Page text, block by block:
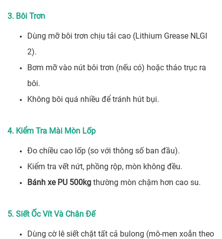
3. Bôi Trơn
Dùng mỡ bôi trơn chịu tải cao (Lithium Grease NLGI
2).
Bơm mỡ vào nút bôi trơn (nếu có) hoặc tháo trục ra
bôi.
Không bôi quá nhiều để tránh hút bụi.
4. Kiểm Tra Mài Mòn Lốp
Đo chiều cao lốp (so với thông số ban đầu).
Kiểm tra vết nứt, phồng rộp, mòn không đều.
Bánh xe PU 500kg thường mòn chậm hơn cao su.
5. Siết Ốc Vít Và Chân Đế
Dùng cờ lê siết chặt tất cả bulong (mô-men xoắn theo